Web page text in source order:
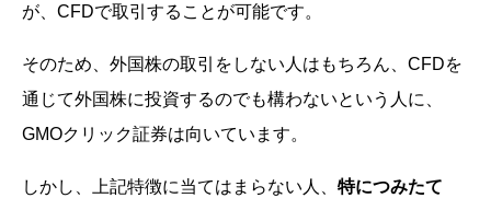
が、CFDで取引することが可能です。
そのため、外国株の取引をしない人はもちろん、CFDを
通じて外国株に投資するのでも構わないという人に、
GMOクリック証券は向いています。
しかし、上記特徴に当てはまらない人、 特につみたて